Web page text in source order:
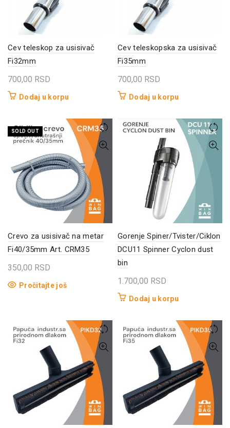
Cev teleskop za usisivač
Fi32mm
700,00 RSD
Dodaj u korpu
Cev teleskopska za usisivač
Fi35mm
700,00 RSD
Dodaj u korpu
SOLD OUT
Crevo za usisivač na metar
Fi40/35mm Art. CRM35
350,00 RSD
Pročitajte još
Gorenje Spiner/Tvister/Ciklon
DCU11 Spinner Cyclon dust
bin
1.700,00 RSD
Dodaj u korpu